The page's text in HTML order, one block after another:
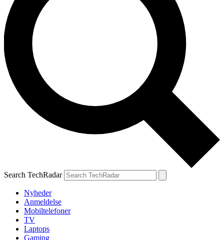
Search TechRadar
Nyheder
Anmeldelse
Mobiltelefoner
TV
Laptops
Gaming